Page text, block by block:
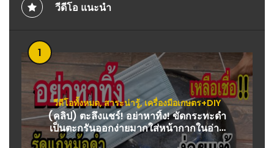
วีดีโอ แนะนำ
1
วีดีโอทั้งหมด,สาระน่ารู้,เครื่องมือเกษตร+DIY
(คลิป) ตะลึงแชร์! อย่าหาทิ้ง! ขัดกระทะดำ
เป็นตะกรันออกง่ายมากใส่หน้ากากในอ่าง
ประหยัดเงินใช้ได้จริง : วีดีโอ เกษตร